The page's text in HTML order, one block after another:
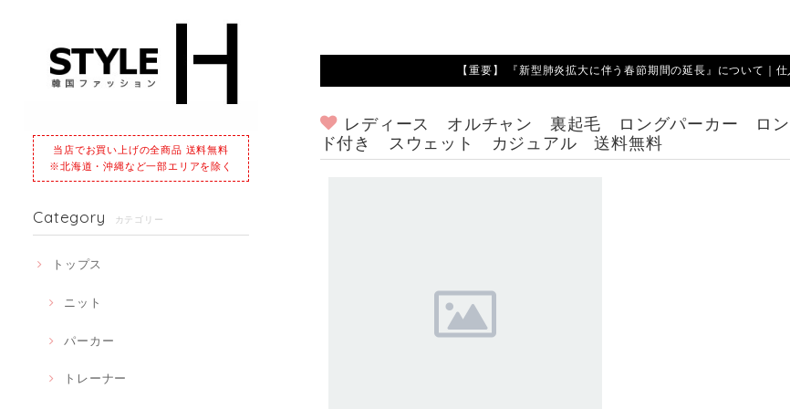
当店でお買い上げの全商品 送料無料
※北海道・沖縄など一部エリアを除く
Category カテゴリー
トップス
ニット
パーカー
トレーナー
【重要】 『新型肺炎拡大に伴う春節期間の延長』について｜
レディース オルチャン 裏起毛 ロングパーカー ロ
ド付き スウェット カジュアル 送料無料